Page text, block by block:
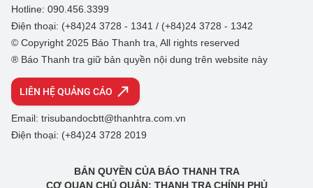
Hotline: 090.456.3399
Điện thoại: (+84)24 3728 - 1341 / (+84)24 3728 - 1342
© Copyright 2025 Báo Thanh tra, All rights reserved
® Báo Thanh tra giữ bản quyền nội dung trên website này
LIÊN HỆ QUẢNG CÁO
Email: trisubandocbtt@thanhtra.com.vn
Điện thoại: (+84)24 3728 2019
BẢN QUYỀN CỦA BÁO THANH TRA
CƠ QUAN CHỦ QUẢN: THANH TRA CHÍNH PHỦ